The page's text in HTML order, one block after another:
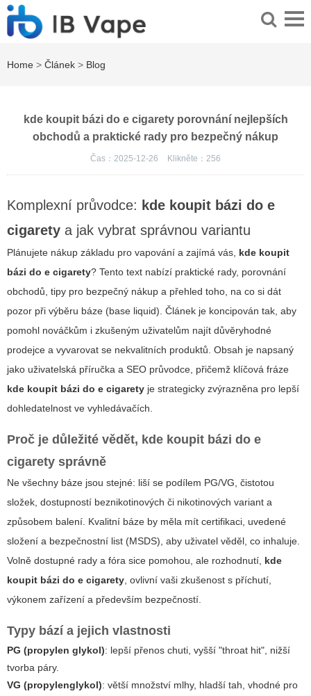
Home > Článek > Blog
kde koupit bázi do e cigarety porovnání nejlepších
obchodů a praktické rady pro bezpečný nákup
Čas：2025-12-26 Klikněte： 256
Komplexní průvodce: kde koupit bázi do e
cigarety a jak vybrat správnou variantu
Plánujete nákup základu pro vapování a zajímá vás, kde koupit
bázi do e cigarety? Tento text nabízí praktické rady, porovnání
obchodů, tipy pro bezpečný nákup a přehled toho, na co si dát
pozor při výběru báze (base liquid). Článek je koncipován tak, aby
pomohl nováčkům i zkušeným uživatelům najít důvěryhodné
prodejce a vyvarovat se nekvalitních produktů. Obsah je napsaný
jako uživatelská příručka a SEO průvodce, přičemž klíčová fráze
kde koupit bázi do e cigarety je strategicky zvýrazněna pro lepší
dohledatelnost ve vyhledávačích.
Proč je důležité vědět, kde koupit bázi do e
cigarety správně
Ne všechny báze jsou stejné: liší se podílem PG/VG, čistotou
složek, dostupností beznikotinových či nikotinových variant a
způsobem balení. Kvalitní báze by měla mít certifikaci, uvedené
složení a bezpečnostní list (MSDS), aby uživatel věděl, co inhaluje.
Volně dostupné rady a fóra sice pomohou, ale rozhodnutí, kde
koupit bázi do e cigarety, ovlivní vaši zkušenost s příchutí,
výkonem zařízení a především bezpečností.
Typy bází a jejich vlastnosti
PG (propylen glykol): lepší přenos chuti, vyšší "throat hit", nižší
tvorba páry.
VG (propylenglykol): větší množství mlhy, hladší tah, vhodné pro